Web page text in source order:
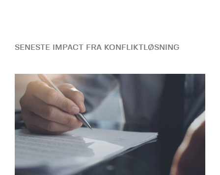
SENESTE IMPACT FRA KONFLIKTLØSNING